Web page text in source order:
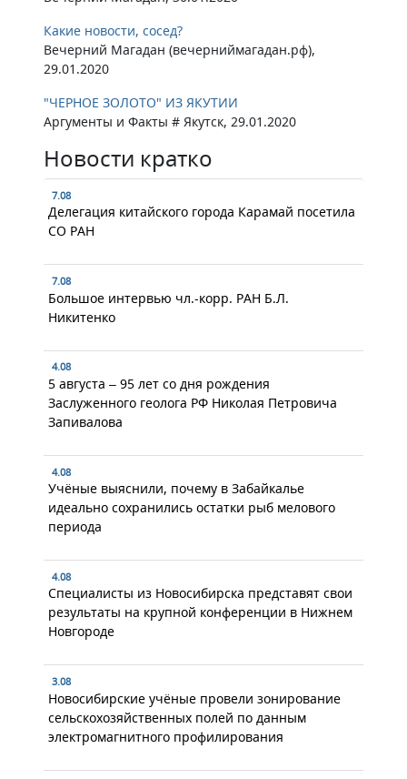
Какие новости, сосед?
Вечерний Магадан (вечерниймагадан.рф),
29.01.2020
"ЧЕРНОЕ ЗОЛОТО" ИЗ ЯКУТИИ
Аргументы и Факты # Якутск, 29.01.2020
Новости кратко
7.08
Делегация китайского города Карамай посетила
СО РАН
7.08
Большое интервью чл.-корр. РАН Б.Л.
Никитенко
4.08
5 августа – 95 лет со дня рождения
Заслуженного геолога РФ Николая Петровича
Запивалова
4.08
Учёные выяснили, почему в Забайкалье
идеально сохранились остатки рыб мелового
периода
4.08
Специалисты из Новосибирска представят свои
результаты на крупной конференции в Нижнем
Новгороде
3.08
Новосибирские учёные провели зонирование
сельскохозяйственных полей по данным
электромагнитного профилирования